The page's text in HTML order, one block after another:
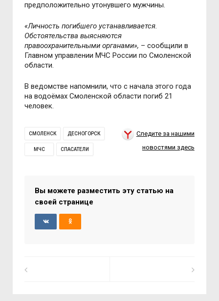
предположительно утонувшего мужчины.
«Личность погибшего устанавливается.
Обстоятельства выясняются
правоохранительными органами», – сообщили в
Главном управлении МЧС России по Смоленской
области.
В ведомстве напомнили, что с начала этого года
на водоёмах Смоленской области погиб 21
человек.
СМОЛЕНСК ДЕСНОГОРСК
МЧС СПАСАТЕЛИ
Следите за нашими
новостями здесь
Вы можете разместить эту статью на
своей странице